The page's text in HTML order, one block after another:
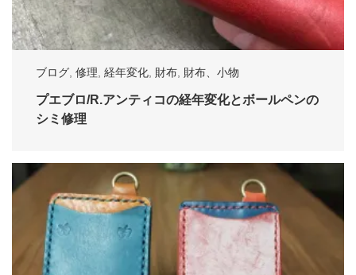
ブログ 修理 経年変化 財布 財布、小物
プエブロ/R.アンティコの経年変化とボールペンの
シミ修理